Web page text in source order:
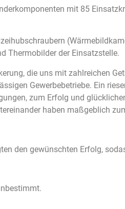
mit 85
Thermobilder der Einsatzstelle.
die uns mit zahlreichen
Gewerbebetriebe. Ein
zum Erfolg und
haben maßgeblich
den gewünschten Erfolg,